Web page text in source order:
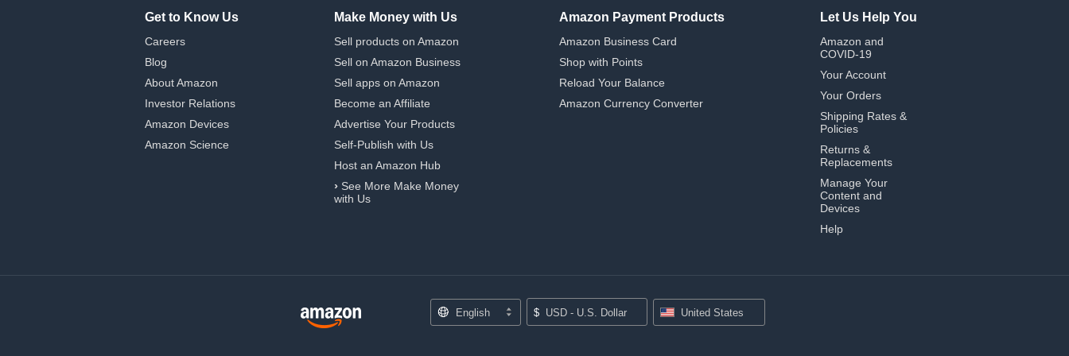
Get to Know Us
Careers
Blog
About Amazon
Investor Relations
Amazon Devices
Amazon Science
Make Money with Us
Sell products on Amazon
Sell on Amazon Business
Sell apps on Amazon
Become an Affiliate
Advertise Your Products
Self-Publish with Us
Host an Amazon Hub
› See More Make Money
with Us
Amazon Payment Products
Amazon Business Card
Shop with Points
Reload Your Balance
Amazon Currency Converter
Let Us Help You
Amazon and
COVID-19
Your Account
Your Orders
Shipping Rates &
Policies
Returns &
Replacements
Manage Your
Content and
Devices
Help
English $ USD - U.S. Dollar United States